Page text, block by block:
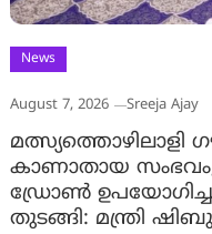
News
August 7, 2026 Sreeja Ajay
കാണാതായ സംഭവം,
ഡ്രോണ്‍
തുടങ്ങി: മന്ത്രി